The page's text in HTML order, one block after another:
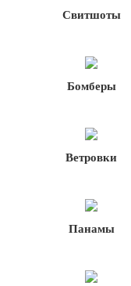
Свитшоты
Бомберы
Ветровки
Панамы